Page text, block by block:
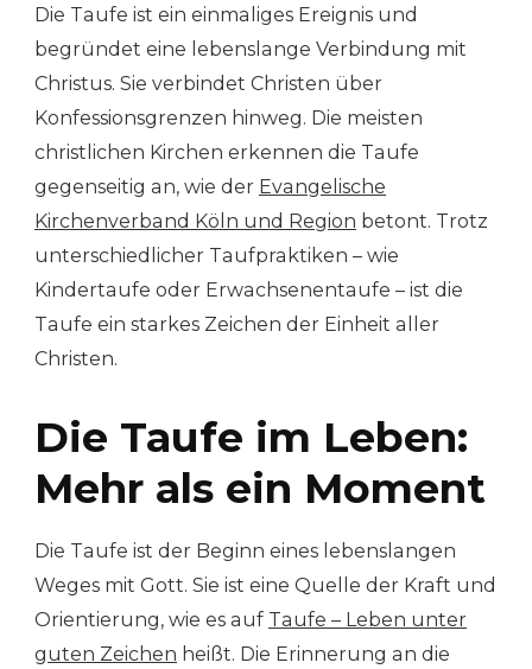
Die Taufe ist ein einmaliges Ereignis und
begründet eine lebenslange Verbindung mit
Christus. Sie verbindet Christen über
Konfessionsgrenzen hinweg. Die meisten
christlichen Kirchen erkennen die Taufe
gegenseitig an, wie der Evangelische
Kirchenverband Köln und Region betont. Trotz
unterschiedlicher Taufpraktiken – wie
Kindertaufe oder Erwachsenentaufe – ist die
Taufe ein starkes Zeichen der Einheit aller
Christen.
Die Taufe im Leben:
Mehr als ein Moment
Die Taufe ist der Beginn eines lebenslangen
Weges mit Gott. Sie ist eine Quelle der Kraft und
Orientierung, wie es auf Taufe – Leben unter
guten Zeichen heißt. Die Erinnerung an die